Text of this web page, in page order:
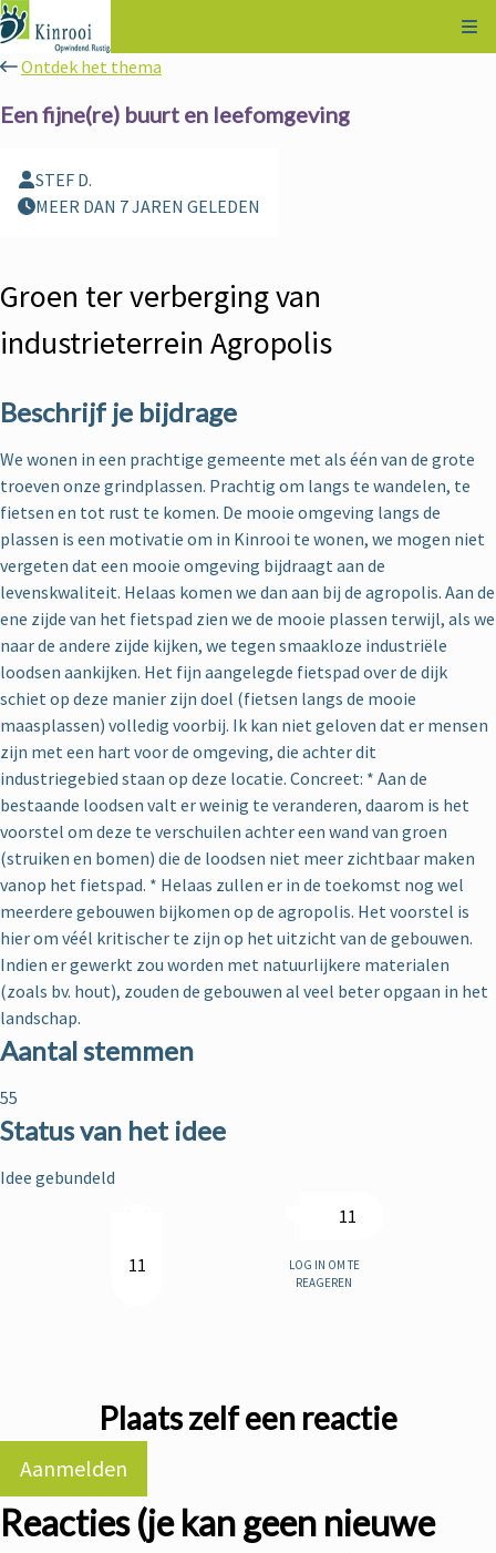
Ontdek het thema
Een fijne(re) buurt en leefomgeving
STEF D.
MEER DAN 7 JAREN GELEDEN
Groen ter verberging van
industrieterrein Agropolis
Beschrijf je bijdrage
We wonen in een prachtige gemeente met als één van de grote
troeven onze grindplassen. Prachtig om langs te wandelen, te
fietsen en tot rust te komen. De mooie omgeving langs de
plassen is een motivatie om in Kinrooi te wonen, we mogen niet
vergeten dat een mooie omgeving bijdraagt aan de
levenskwaliteit. Helaas komen we dan aan bij de agropolis. Aan de
ene zijde van het fietspad zien we de mooie plassen terwijl, als we
naar de andere zijde kijken, we tegen smaakloze industriële
loodsen aankijken. Het fijn aangelegde fietspad over de dijk
schiet op deze manier zijn doel (fietsen langs de mooie
maasplassen) volledig voorbij. Ik kan niet geloven dat er mensen
zijn met een hart voor de omgeving, die achter dit
industriegebied staan op deze locatie. Concreet: * Aan de
bestaande loodsen valt er weinig te veranderen, daarom is het
voorstel om deze te verschuilen achter een wand van groen
(struiken en bomen) die de loodsen niet meer zichtbaar maken
vanop het fietspad. * Helaas zullen er in de toekomst nog wel
meerdere gebouwen bijkomen op de agropolis. Het voorstel is
hier om véél kritischer te zijn op het uitzicht van de gebouwen.
Indien er gewerkt zou worden met natuurlijkere materialen
(zoals bv. hout), zouden de gebouwen al veel beter opgaan in het
landschap.
Aantal stemmen
55
Status van het idee
Idee gebundeld
11
11
Log in om te
reageren
Plaats zelf een reactie
Aanmelden
Reacties (je kan geen nieuwe